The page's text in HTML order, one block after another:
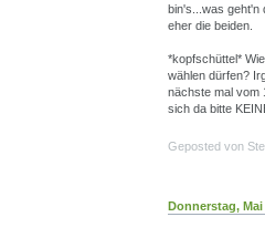
bin's...was geht'n
eher die beiden.
*kopfschüttel*
wählen dürfen?
nächste mal vom
sich da bitte
Geposted von
Donnerstag, Mai